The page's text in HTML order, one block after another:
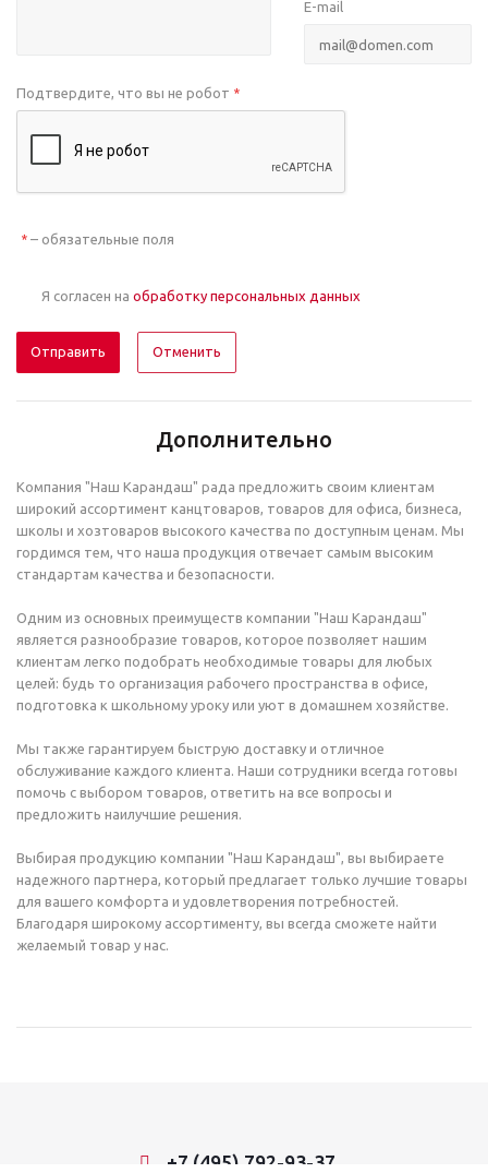
E-mail
Подтвердите, что вы не робот *
* – обязательные поля
Я согласен на обработку персональных данных
Отменить
Дополнительно
Компания "Наш Карандаш" рада предложить своим клиентам
широкий ассортимент канцтоваров, товаров для офиса, бизнеса,
школы и хозтоваров высокого качества по доступным ценам. Мы
гордимся тем, что наша продукция отвечает самым высоким
стандартам качества и безопасности.
Одним из основных преимуществ компании "Наш Карандаш"
является разнообразие товаров, которое позволяет нашим
клиентам легко подобрать необходимые товары для любых
целей: будь то организация рабочего пространства в офисе,
подготовка к школьному уроку или уют в домашнем хозяйстве.
Мы также гарантируем быструю доставку и отличное
обслуживание каждого клиента. Наши сотрудники всегда готовы
помочь с выбором товаров, ответить на все вопросы и
предложить наилучшие решения.
Выбирая продукцию компании "Наш Карандаш", вы выбираете
надежного партнера, который предлагает только лучшие товары
для вашего комфорта и удовлетворения потребностей.
Благодаря широкому ассортименту, вы всегда сможете найти
желаемый товар у нас.
+7 (495) 792-93-37